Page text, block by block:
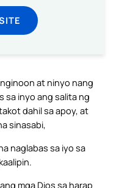
at ninyo nang
sa inyo ang salita ng
dahil sa apoy, at
sinasabi,
naglabas sa iyo sa
mga Dios sa harap